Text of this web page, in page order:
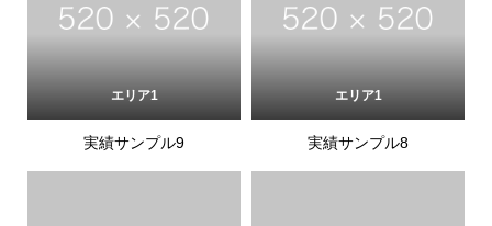
エリア1
実績サンプル9
エリア1
実績サンプル8